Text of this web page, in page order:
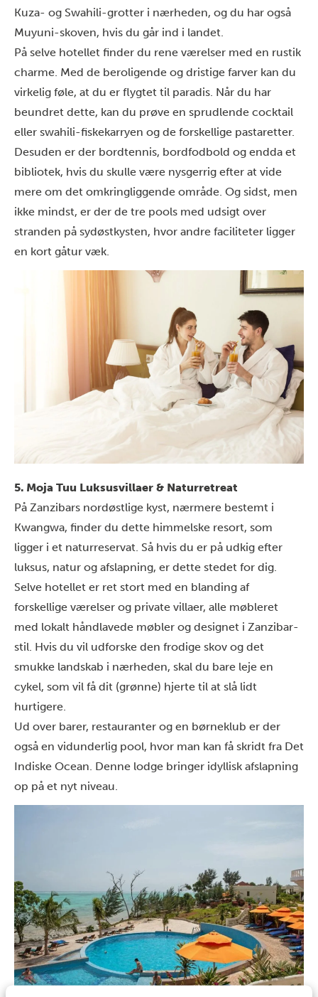
Kuza- og Swahili-grotter i nærheden, og du har også
Muyuni-skoven, hvis du går ind i landet.
På selve hotellet finder du rene værelser med en rustik
charme. Med de beroligende og dristige farver kan du
virkelig føle, at du er flygtet til paradis. Når du har
beundret dette, kan du prøve en sprudlende cocktail
eller swahili-fiskekarryen og de forskellige pastaretter.
Desuden er der bordtennis, bordfodbold og endda et
bibliotek, hvis du skulle være nysgerrig efter at vide
mere om det omkringliggende område. Og sidst, men
ikke mindst, er der de tre pools med udsigt over
stranden på sydøstkysten, hvor andre faciliteter ligger
en kort gåtur væk.
5. Moja Tuu Luksusvillaer & Naturretreat
På Zanzibars nordøstlige kyst, nærmere bestemt i
Kwangwa, finder du dette himmelske resort, som
ligger i et naturreservat. Så hvis du er på udkig efter
luksus, natur og afslapning, er dette stedet for dig.
Selve hotellet er ret stort med en blanding af
forskellige værelser og private villaer, alle møbleret
med lokalt håndlavede møbler og designet i Zanzibar-
stil. Hvis du vil udforske den frodige skov og det
smukke landskab i nærheden, skal du bare leje en
cykel, som vil få dit (grønne) hjerte til at slå lidt
hurtigere.
Ud over barer, restauranter og en børneklub er der
også en vidunderlig pool, hvor man kan få skridt fra Det
Indiske Ocean. Denne lodge bringer idyllisk afslapning
op på et nyt niveau.